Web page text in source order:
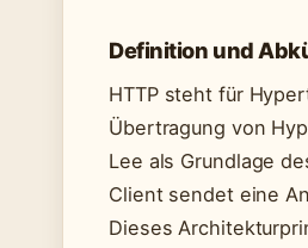
Definition und
HTTP steht für
Übertragung von
Lee als Grundlage
Client sendet eine
Dieses